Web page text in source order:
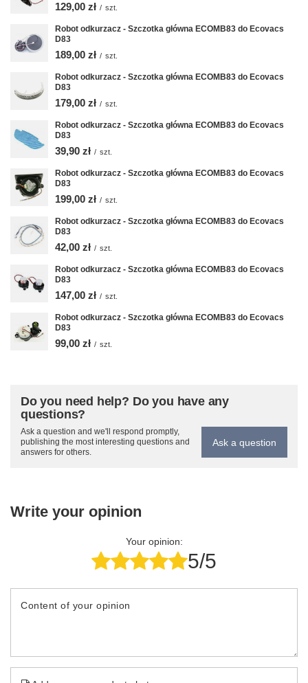
129,00 zł / szt.
Robot odkurzacz - Szczotka główna ECOMB83 do Ecovacs
D83
189,00 zł / szt.
Robot odkurzacz - Szczotka główna ECOMB83 do Ecovacs
D83
179,00 zł / szt.
Robot odkurzacz - Szczotka główna ECOMB83 do Ecovacs
D83
39,90 zł / szt.
Robot odkurzacz - Szczotka główna ECOMB83 do Ecovacs
D83
199,00 zł / szt.
Robot odkurzacz - Szczotka główna ECOMB83 do Ecovacs
D83
42,00 zł / szt.
Robot odkurzacz - Szczotka główna ECOMB83 do Ecovacs
D83
147,00 zł / szt.
Robot odkurzacz - Szczotka główna ECOMB83 do Ecovacs
D83
99,00 zł / szt.
Do you need help? Do you have any
questions?
Ask a question and we'll respond promptly,
publishing the most interesting questions and
answers for others.
Ask a question
Write your opinion
Your opinion:
5/5
Content of your opinion